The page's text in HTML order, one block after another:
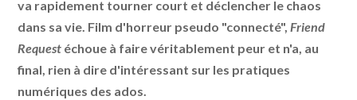
va rapidement tourner court et déclencher le chaos
dans sa vie. Film d'horreur pseudo "connecté", Friend
Request échoue à faire véritablement peur et n'a, au
final, rien à dire d'intéressant sur les pratiques
numériques des ados.